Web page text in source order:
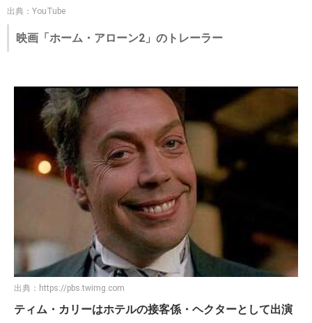
出典：YouTube
映画「ホーム・アローン2」のトレーラー
出典： https://pbs.twimg.com
ティム・カリーはホテルの接客係・ヘクターとして出演